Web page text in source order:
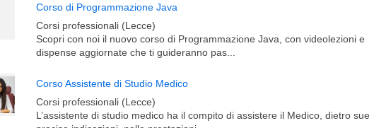
Corso di Programmazione Java
Corsi professionali (Lecce)
Scopri con noi il nuovo corso di Programmazione Java, con videolezioni e
dispense aggiornate che ti guideranno pas...
Corso Assistente di Studio Medico
Corsi professionali (Lecce)
L’assistente di studio medico ha il compito di assistere il Medico, dietro sue